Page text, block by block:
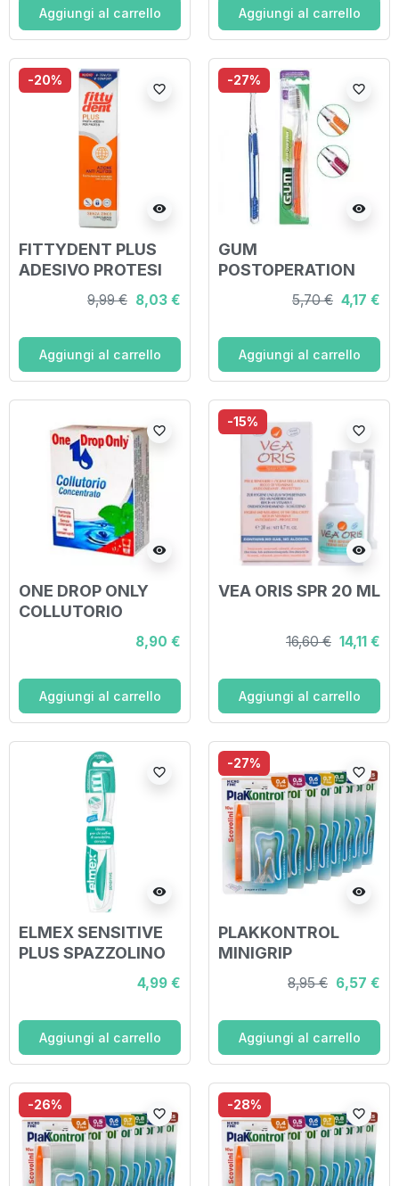
Aggiungi al carrello
DENTIFRICIO
VIAGGIO 12 ML + 1
INTERDENTALE
10MT + 2
Aggiungi al carrello
-20%
visibility
favorite_border
FITTYDENT PLUS
ADESIVO PROTESI
9,99 € 8,03 €
Aggiungi al carrello
-27%
visibility
favorite_border
GUM
POSTOPERATION
SPAZZOLINO UOMO
MORBIDO
5,70 € 4,17 €
Aggiungi al carrello
visibility
favorite_border
ONE DROP ONLY
COLLUTORIO
CONCENTRATO 25
8,90 €
Aggiungi al carrello
-15%
visibility
favorite_border
VEA ORIS SPR 20 ML
16,60 € 14,11 €
Aggiungi al carrello
visibility
favorite_border
ELMEX SENSITIVE
PLUS SPAZZOLINO
SENSITIVE MOLTO
4,99 €
Aggiungi al carrello
-27%
visibility
favorite_border
PLAKKONTROL
MINIGRIP
SCOVOLINO 0,5 MM
8,95 € 6,57 €
Aggiungi al carrello
-26%
favorite_border
-28%
favorite_border